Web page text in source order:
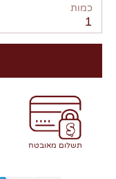
כמות
1
תשלום מאובטח